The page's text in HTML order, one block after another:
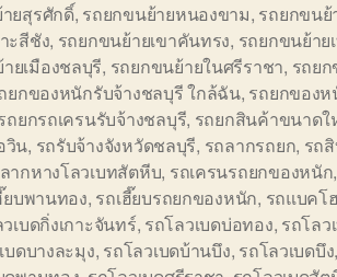
ยสุรศักดิ์, รถยกขนย้ายหนองขาม, รถยกขนย้
ะสีชัง, รถยกขนย้ายเขาคันทรง, รถยกขนย้าย
ยเมืองชลบุรี, รถยกขนย้ายในศรีราชา, รถย
ยกของหนักรับจ้างชลบุรี ใกล้ฉัน, รถยกของ
ถยกรถเครนรับจ้างชลบุรี, รถยกสินค้าขนาด
วิน, รถรับจ้างจังหวัดชลบุรี, รถลากรถยก, รถ
ากหางโลวเบทสัตหีบ, รถเครนรถยกของหนัก,
ยบพานทอง, รถเฮี๊ยบรถยกของหนัก, รถแบคโ
เบดกิ่งเกาะจันทร์, รถโลวเบดบ่อทอง, รถโลว
บดบางละมุง, รถโลวเบดบ้านบึง, รถโลวเบดบึง,